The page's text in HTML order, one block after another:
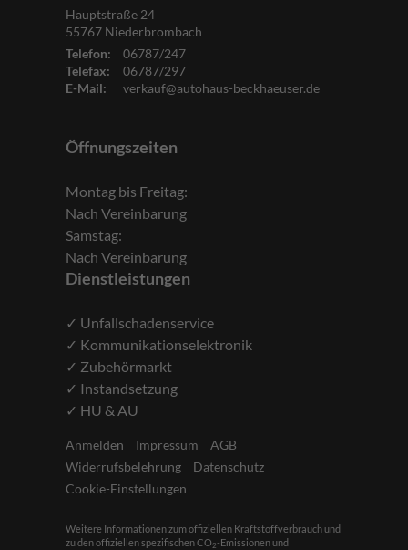
Hauptstraße 24
55767 Niederbrombach
Telefon:
06787/247
Telefax:
06787/297
E-Mail:
verkauf@autohaus-beckhaeuser.de
Öffnungszeiten
Montag bis Freitag:
Nach Vereinbarung
Samstag:
Nach Vereinbarung
Dienstleistungen
✓ Unfallschadenservice
✓ Kommunikationselektronik
✓ Zubehörmarkt
✓ Instandsetzung
✓ HU & AU
Anmelden Impressum
AGB
Widerrufsbelehrung
Datenschutz
Cookie-Einstellungen
Weitere Informationen zum offiziellen Kraftstoffverbrauch und
zu den offiziellen spezifischen CO 2-Emissionen und